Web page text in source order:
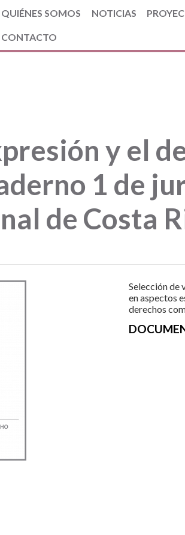
QUIÉNES SOMOS NOTICIAS
CONTACTO
y el
1 de
de Costa
Selección de
en aspectos
derechos